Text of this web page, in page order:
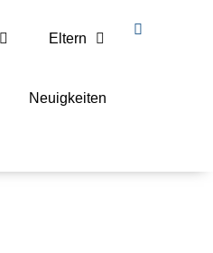
Eltern
Neuigkeiten